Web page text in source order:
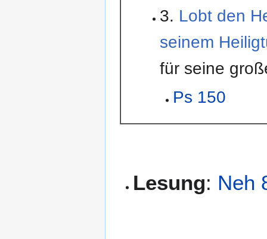
3. Lobt den
seinem
für seine
Ps 150
Lesung: Neh